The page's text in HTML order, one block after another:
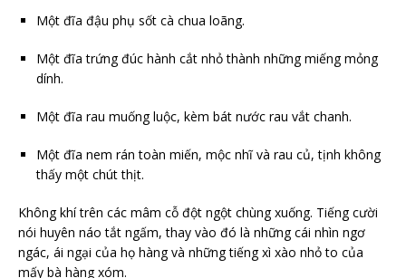
Một đĩa đậu phụ sốt cà chua loãng.
Một đĩa trứng đúc hành cắt nhỏ thành những miếng mỏng
dính.
Một đĩa rau muống luộc, kèm bát nước rau vắt chanh.
Một đĩa nem rán toàn miến, mộc nhĩ và rau củ, tịnh không
thấy một chút thịt.
Không khí trên các mâm cỗ đột ngột chùng xuống. Tiếng cười
nói huyên náo tắt ngấm, thay vào đó là những cái nhìn ngơ
ngác, ái ngại của họ hàng và những tiếng xì xào nhỏ to của
mấy bà hàng xóm.